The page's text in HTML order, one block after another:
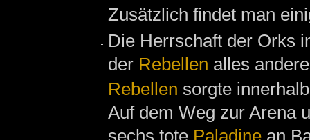
Zusätzlich findet man
Die Herrschaft der Orks
der Rebellen alles
Rebellen sorgte
Auf dem Weg zur Arena
sechs tote Paladine an